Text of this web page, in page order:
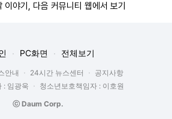
이야기, 다음 커뮤니티 웹에서 보기
PC화면 전체보기
안내 24시간 뉴스센터
공지사항
: 임광욱
청소년보호책임자 : 이호원
ⓒ Daum Corp.